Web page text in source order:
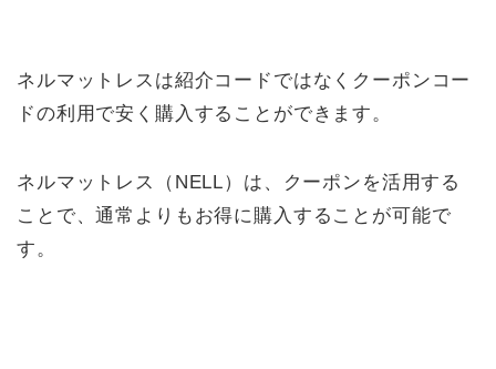
ネルマットレスは紹介コードではなくクーポンコー
ドの利用で安く購入することができます。
ネルマットレス（NELL）は、クーポンを活用する
ことで、通常よりもお得に購入することが可能で
す。